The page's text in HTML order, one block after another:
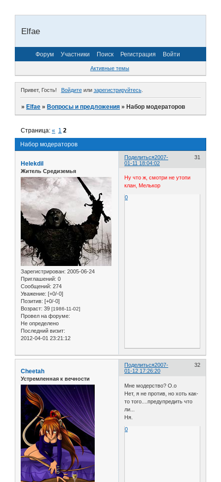
Elfae
Форум Участники Поиск Регистрация Войти
Активные темы
Привет, Гость! Войдитеили зарегистрируйтесь.
»Elfae »Вопросы и предложения »Набор модераторов
Набор модераторов
Страница:« 1 2
Поделиться 31
2007-
01-11 18:04:02
Helekdil
Житель Средиземья
Зарегистрирован: 2005-06-24
Приглашений: 0
Сообщений: 274
Уважение: [+0/-0]
Позитив: [+0/-0]
Возраст: 39 [1986-11-02]
Провел на форуме:
Не определено
Последний визит:
2012-04-01 23:21:12
Ну что ж, смотри не утопи
клан, Мелькор
0
Поделиться 32
2007-
01-12 17:26:20
Cheetah
Устремленная к вечности
Мне модерство? О.о
Нет, я не против, но хоть как-
то того....предупредить что
ли...
Ня.
0